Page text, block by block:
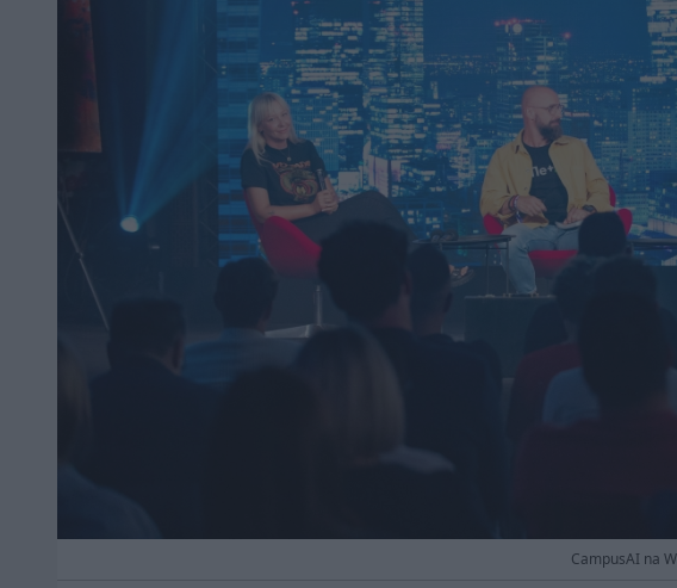
CampusAI na